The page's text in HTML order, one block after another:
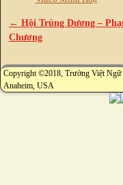
Post navigation
← Hội Trùng Dương –
Chương
Copyright ©2018, Trường Việt
Anaheim, USA